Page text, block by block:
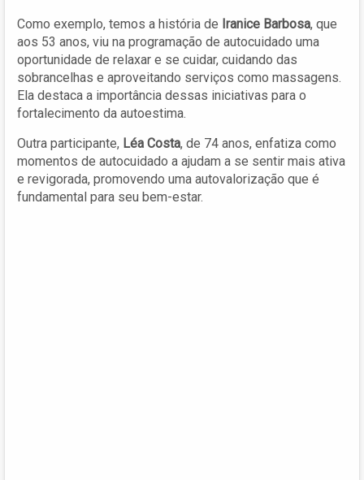
Como exemplo, temos a história de Iranice Barbosa, que
aos 53 anos, viu na programação de autocuidado uma
oportunidade de relaxar e se cuidar, cuidando das
sobrancelhas e aproveitando serviços como massagens.
Ela destaca a importância dessas iniciativas para o
fortalecimento da autoestima.
Outra participante, Léa Costa, de 74 anos, enfatiza como
momentos de autocuidado a ajudam a se sentir mais ativa
e revigorada, promovendo uma autovalorização que é
fundamental para seu bem-estar.